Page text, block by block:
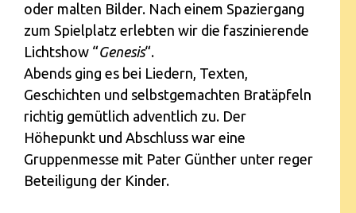
oder malten Bilder. Nach einem Spaziergang
zum Spielplatz erlebten wir die faszinierende
Lichtshow “Genesis“.
Abends ging es bei Liedern, Texten,
Geschichten und selbstgemachten Bratäpfeln
richtig gemütlich adventlich zu. Der
Höhepunkt und Abschluss war eine
Gruppenmesse mit Pater Günther unter reger
Beteiligung der Kinder.